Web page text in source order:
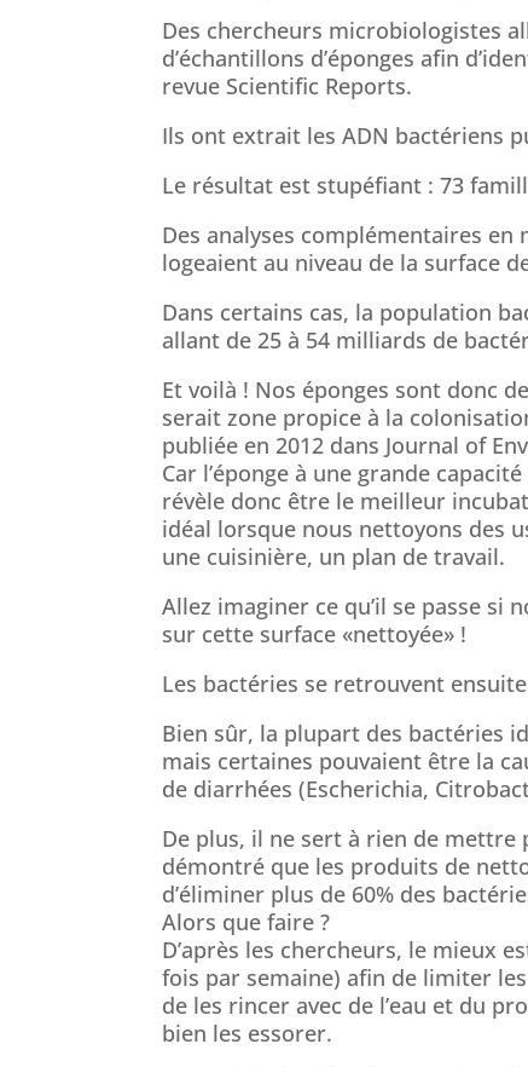
Des chercheurs microbiologistes
d’échantillons d’éponges afin
revue Scientific Reports.
Ils ont extrait les ADN bactériens
Le résultat est stupéfiant : 73
Des analyses complémentaires
logeaient au niveau de la surface
Dans certains cas, la population
allant de 25 à 54 milliards de
Et voilà ! Nos éponges sont donc
serait zone propice à la
publiée en 2012 dans Journal of
Car l’éponge à une grande
révèle donc être le meilleur
idéal lorsque nous nettoyons des
une cuisinière, un plan de travail.
Allez imaginer ce qu’il se passe
sur cette surface «nettoyée» !
Les bactéries se retrouvent
Bien sûr, la plupart des bactéries
mais certaines pouvaient être la
de diarrhées (Escherichia,
De plus, il ne sert à rien de
démontré que les produits de
d’éliminer plus de 60% des
Alors que faire ?
D’après les chercheurs, le mieux
fois par semaine) afin de limiter
de les rincer avec de l’eau et du
bien les essorer.